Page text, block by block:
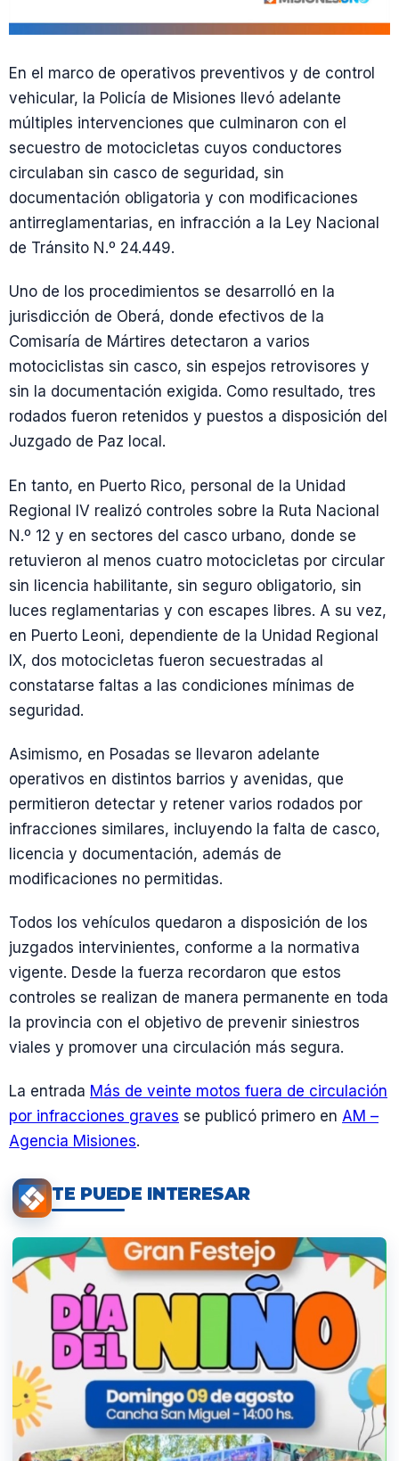
En el marco de operativos preventivos y de control
vehicular, la Policía de Misiones llevó adelante
múltiples intervenciones que culminaron con el
secuestro de motocicletas cuyos conductores
circulaban sin casco de seguridad, sin
documentación obligatoria y con modificaciones
antirreglamentarias, en infracción a la Ley Nacional
de Tránsito N.º 24.449.
Uno de los procedimientos se desarrolló en la
jurisdicción de Oberá, donde efectivos de la
Comisaría de Mártires detectaron a varios
motociclistas sin casco, sin espejos retrovisores y
sin la documentación exigida. Como resultado, tres
rodados fueron retenidos y puestos a disposición del
Juzgado de Paz local.
En tanto, en Puerto Rico, personal de la Unidad
Regional IV realizó controles sobre la Ruta Nacional
N.º 12 y en sectores del casco urbano, donde se
retuvieron al menos cuatro motocicletas por circular
sin licencia habilitante, sin seguro obligatorio, sin
luces reglamentarias y con escapes libres. A su vez,
en Puerto Leoni, dependiente de la Unidad Regional
IX, dos motocicletas fueron secuestradas al
constatarse faltas a las condiciones mínimas de
seguridad.
Asimismo, en Posadas se llevaron adelante
operativos en distintos barrios y avenidas, que
permitieron detectar y retener varios rodados por
infracciones similares, incluyendo la falta de casco,
licencia y documentación, además de
modificaciones no permitidas.
Todos los vehículos quedaron a disposición de los
juzgados intervinientes, conforme a la normativa
vigente. Desde la fuerza recordaron que estos
controles se realizan de manera permanente en toda
la provincia con el objetivo de prevenir siniestros
viales y promover una circulación más segura.
La entrada Más de veinte motos fuera de circulación
por infracciones graves se publicó primero en AM –
Agencia Misiones.
TE PUEDE INTERESAR